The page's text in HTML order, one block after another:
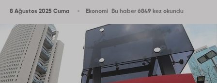
8 Ağustos 2025 Cuma Ekonomi Bu haber 6849 kez okundu